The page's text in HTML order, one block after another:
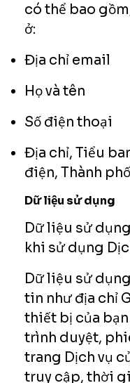
có thể bao
ở:
Địa chỉ email
Họ và tên
Số điện thoại
Địa chỉ, Tiểu
điện, Thành phố
Dữ liệu sử dụng
Dữ liệu sử
khi sử dụng
Dữ liệu sử
tin như địa chỉ
thiết bị của bạn
trình duyệt,
trang Dịch vụ
truy cập, thời